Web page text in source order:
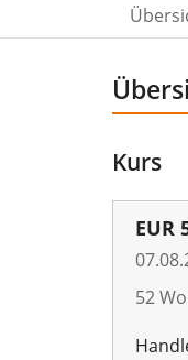
Kurs
EUR
52